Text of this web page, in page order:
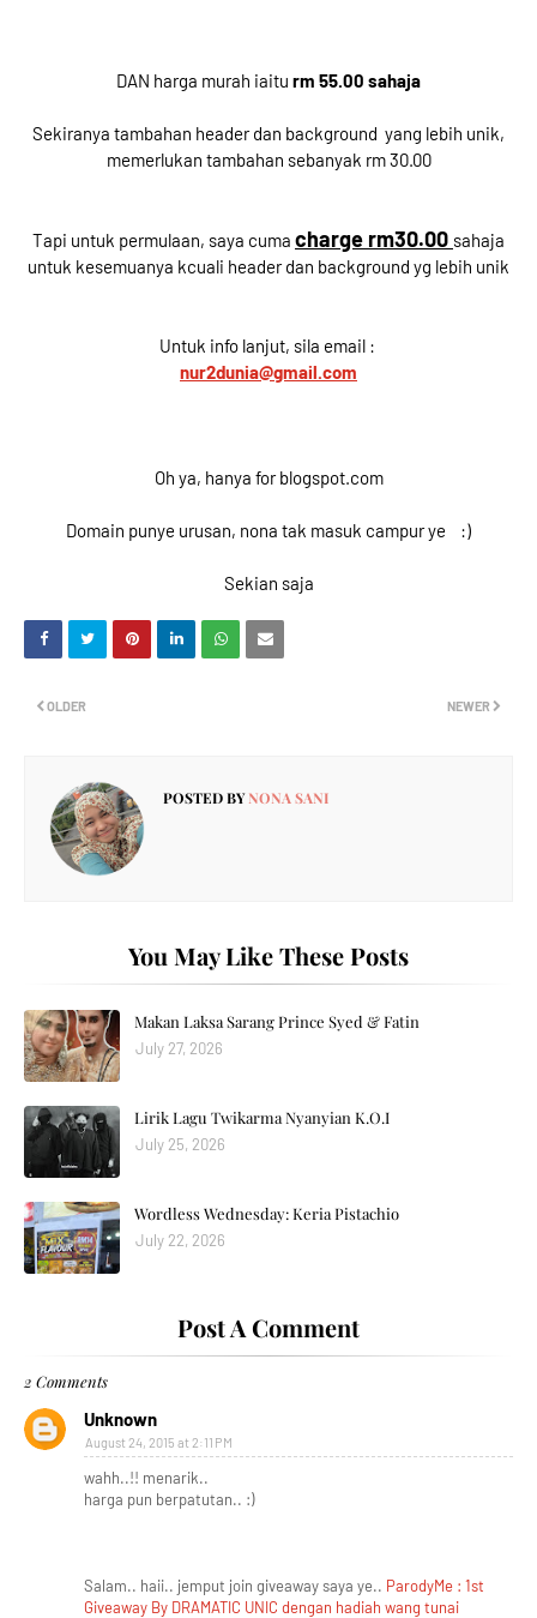
DAN harga murah iaitu rm 55.00 sahaja
Sekiranya tambahan header dan background yang lebih unik,
memerlukan tambahan sebanyak rm 30.00
Tapi untuk permulaan, saya cuma charge rm30.00 sahaja
untuk kesemuanya kcuali header dan background yg lebih unik
Untuk info lanjut, sila email :
nur2dunia@gmail.com
Oh ya, hanya for blogspot.com
Domain punye urusan, nona tak masuk campur ye :)
Sekian saja
NEWER
OLDER
POSTED BYNONA SANI
You May Like These Posts
Makan Laksa Sarang Prince Syed & Fatin
July 27, 2026
Lirik Lagu Twikarma Nyanyian K.O.I
July 25, 2026
Wordless Wednesday: Keria Pistachio
July 22, 2026
Post A Comment
2 Comments
Unknown
August 24, 2015 at 2:11 PM
wahh..!! menarik..
harga pun berpatutan.. :)
Salam.. haii.. jemput join giveaway saya ye.. ParodyMe : 1st
Giveaway By DRAMATIC UNIC dengan hadiah wang tunai